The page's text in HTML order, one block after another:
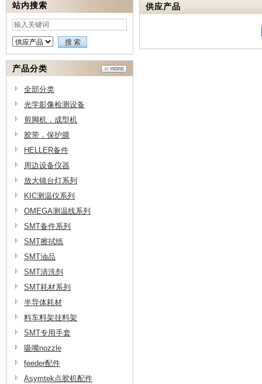
站内搜索
产品分类
全部分类
光学影像检测设备
剪脚机，成型机
胶带，保护膜
HELLER备件
周边设备仪器
放大镜台灯系列
KIC测温仪系列
OMEGA测温线系列
SMT备件系列
SMT擦拭纸
SMT油品
SMT清洗剂
SMT耗材系列
半导体耗材
料车料架挂料架
SMT专用手套
吸嘴nozzle
feeder配件
Asymtek点胶机配件
供应产品